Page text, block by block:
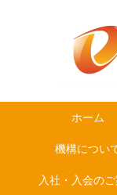
ホーム
機構につい
入社・入会の